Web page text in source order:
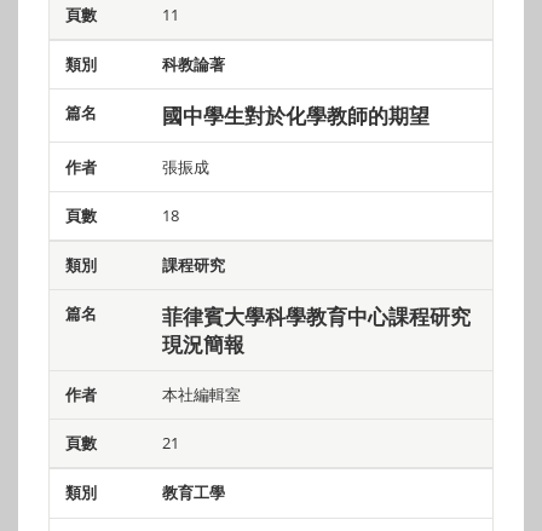
11
科教論著
國中學生對於化學教師的期望
張振成
18
課程研究
菲律賓大學科學教育中心課程研究
現況簡報
本社編輯室
21
教育工學